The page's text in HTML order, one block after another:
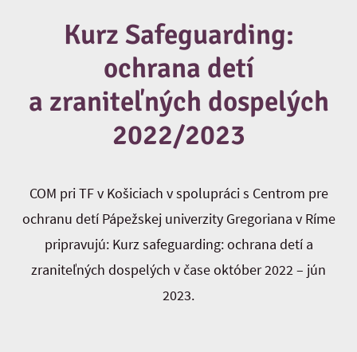
Kurz Safeguarding:
ochrana detí
a zraniteľných dospelých
2022/2023
COM pri TF v Košiciach v spolupráci s Centrom pre
ochranu detí Pápežskej univerzity Gregoriana v Ríme
pripravujú: Kurz safeguarding: ochrana detí a
zraniteľných dospelých v čase október 2022 – jún
2023.